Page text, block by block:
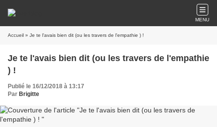
MENU
Accueil » Je te l'avais bien dit (ou les travers de l'empathie ) !
Je te l'avais bien dit (ou les travers de l'empathie
) !
Publié le 16/12/2018 à 13:17
Par Brigitte